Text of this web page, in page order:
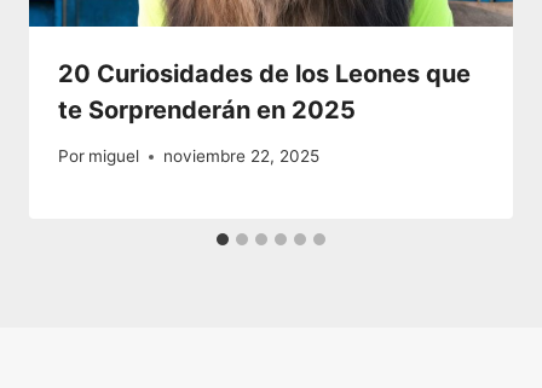
20 Curiosidades de los Leones que
te Sorprenderán en 2025
Por miguel noviembre 22, 2025